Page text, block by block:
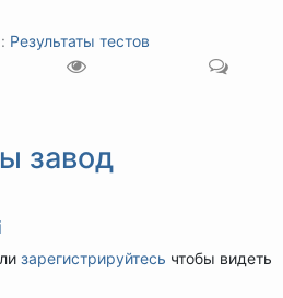
Результаты тестов
завод
зарегистрируйтесь чтобы видеть